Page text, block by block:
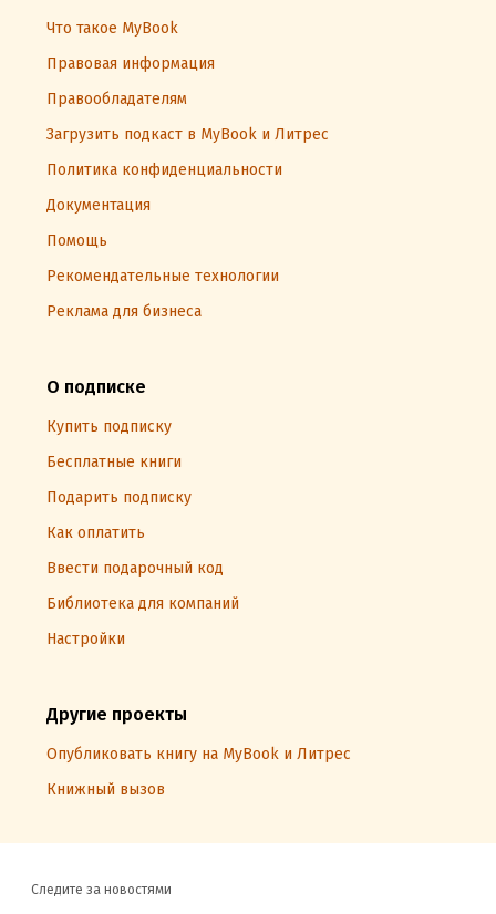
Что такое MyBook
Правовая информация
Правообладателям
Загрузить подкаст в MyBook и Литрес
Политика конфиденциальности
Документация
Помощь
Рекомендательные технологии
Реклама для бизнеса
О подписке
Купить подписку
Бесплатные книги
Подарить подписку
Как оплатить
Ввести подарочный код
Библиотека для компаний
Настройки
Другие проекты
Опубликовать книгу на MyBook и Литрес
Книжный вызов
Следите за новостями